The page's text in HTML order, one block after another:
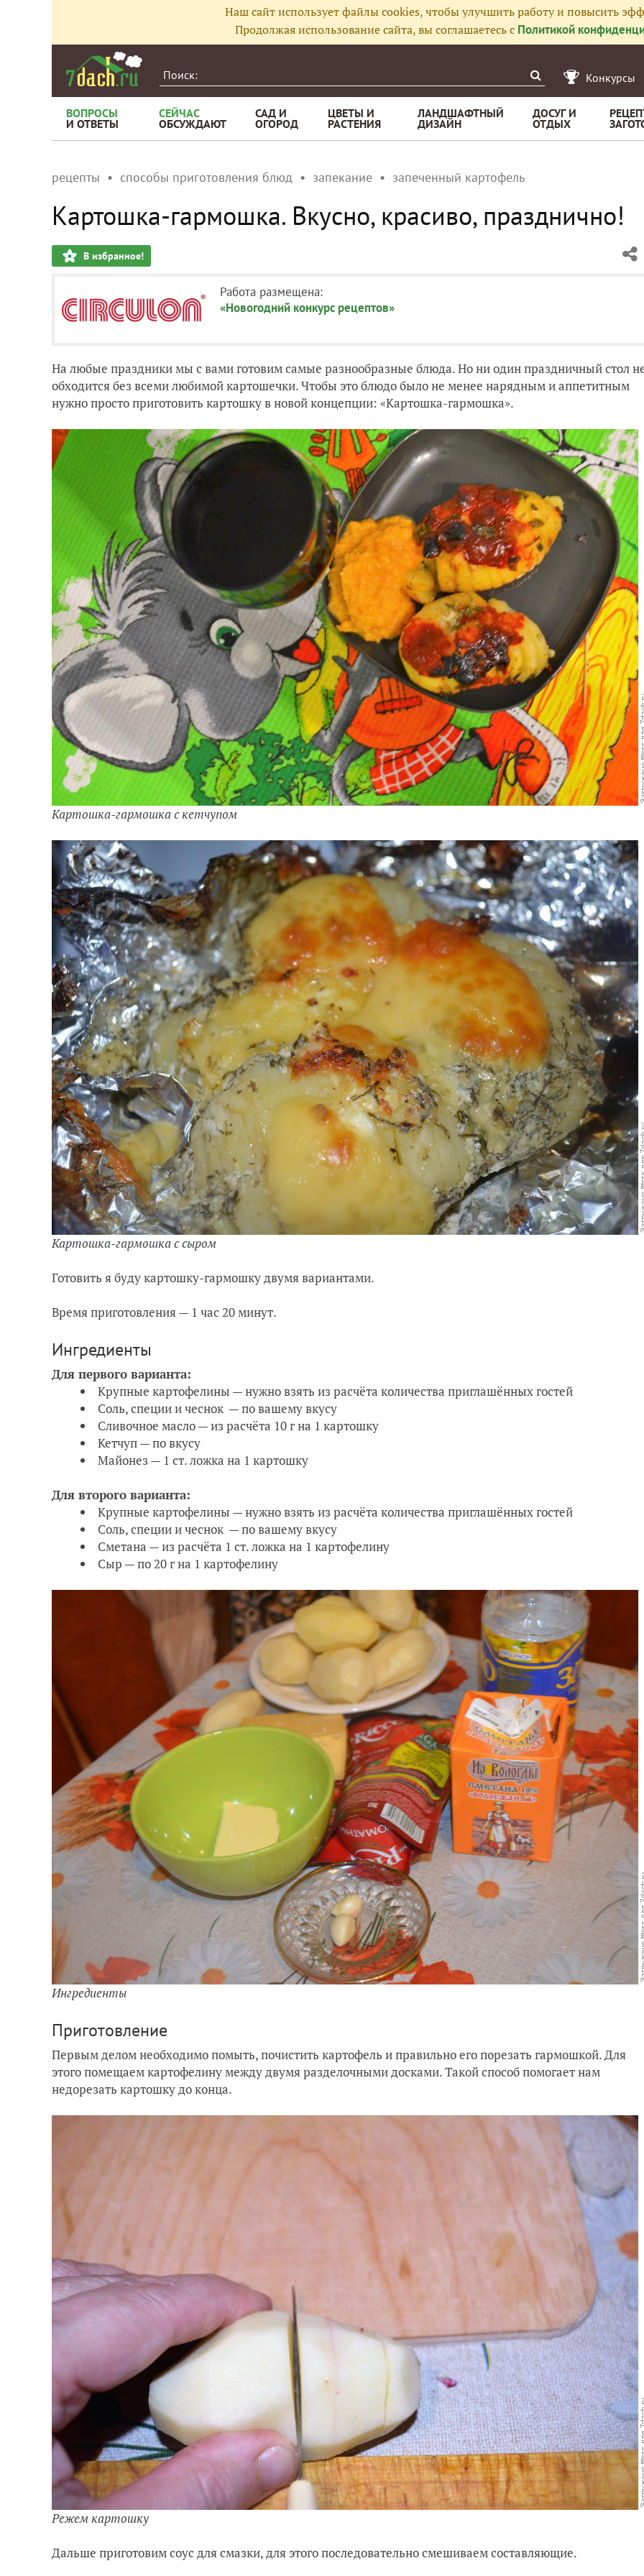
Наш сайт использует файлы cookies, чтобы улучшить работу и повысить
Продолжая использование сайта, вы соглашаетесь с Политикой
Конкурсы
ВОПРОСЫ
И ОТВЕТЫ
СЕЙЧАС
ОБСУЖДАЮТ
САД И
ОГОРОД
ЦВЕТЫ И
РАСТЕНИЯ
ЛАНДШАФТНЫЙ
ДИЗАЙН
ДОСУГ И
ОТДЫХ
рецепты способы приготовления блюд запекание запеченный картофель
Картошка-гармошка. Вкусно, красиво, празднично!
В избранное!
Работа размещена:
«Новогодний конкурс рецептов»
На любые праздники мы с вами готовим самые разнообразные блюда. Но ни один праздничный стол
обходится без всеми любимой картошечки. Чтобы это блюдо было не менее нарядным и аппетитным
нужно просто приготовить картошку в новой концепции: «Картошка-гармошка».
Картошка-гармошка с кетчупом
Картошка-гармошка с сыром
Готовить я буду картошку-гармошку двумя вариантами.
Время приготовления — 1 час 20 минут.
Ингредиенты
Для первого варианта:
Крупные картофелины — нужно взять из расчёта количества приглашённых гостей
Соль, специи и чеснок — по вашему вкусу
Сливочное масло — из расчёта 10 г на 1 картошку
Кетчуп — по вкусу
Майонез — 1 ст. ложка на 1 картошку
Для второго варианта:
Крупные картофелины — нужно взять из расчёта количества приглашённых гостей
Соль, специи и чеснок — по вашему вкусу
Сметана — из расчёта 1 ст. ложка на 1 картофелину
Сыр — по 20 г на 1 картофелину
Ингредиенты
Приготовление
Первым делом необходимо помыть, почистить картофель и правильно его порезать гармошкой. Для
этого помещаем картофелину между двумя разделочными досками. Такой способ помогает нам
недорезать картошку до конца.
Режем картошку
Дальше приготовим соус для смазки, для этого последовательно смешиваем составляющие.